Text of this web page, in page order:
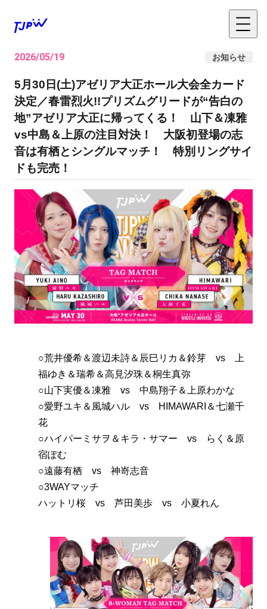
2026/05/19 お知らせ
5月30日(土)アゼリア大正ホール大会全カード
決定／春雷烈火!!プリズムグリードが“告白の
地”アゼリア大正に帰ってくる！ 山下＆凍雅
vs中島＆上原の注目対決！ 大阪初登場の志
音は有栖とシングルマッチ！ 特別リングサイ
ドも完売！
○荒井優希＆渡辺未詩＆辰巳リカ＆鈴芽 vs 上
福ゆき＆瑞希＆高見汐珠＆桐生真弥
○山下実優＆凍雅 vs 中島翔子＆上原わかな
○愛野ユキ＆風城ハル vs HIMAWARI＆七瀬千
花
○ハイパーミサヲ＆キラ・サマー vs らく＆原
宿ぽむ
○遠藤有栖 vs 神嵜志音
○3WAYマッチ
ハットリ桜 vs 芦田美歩 vs 小夏れん